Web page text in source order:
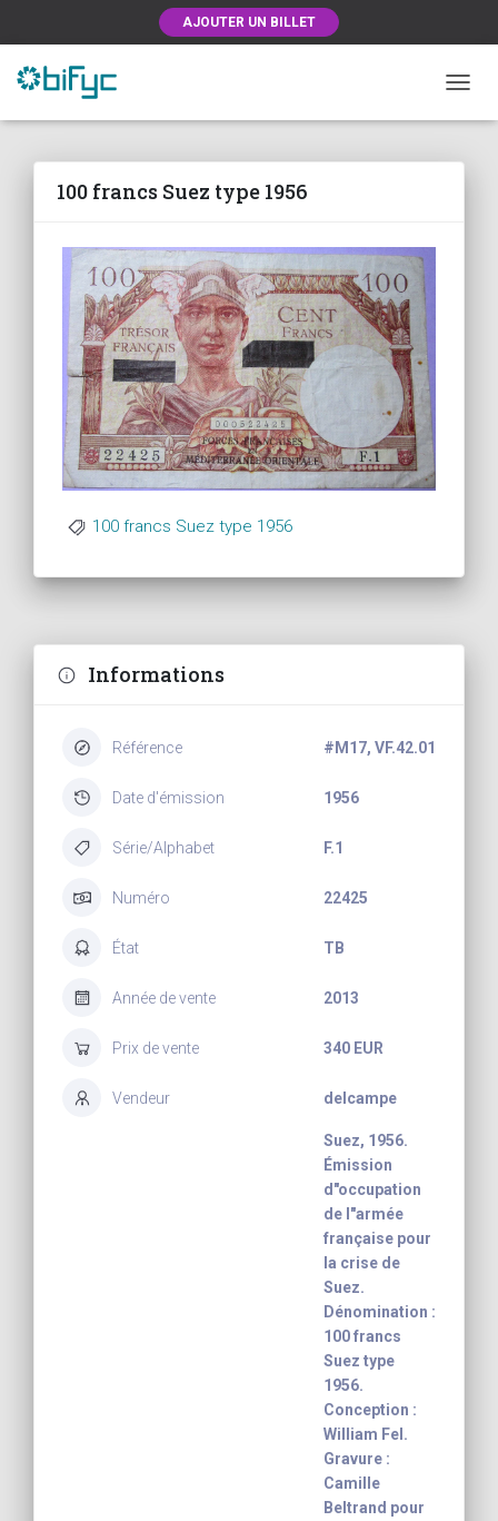
AJOUTER UN BILLET
100 francs Suez type 1956
100 francs Suez type 1956
Informations
Référence #M17, VF.42.01
Date d'émission 1956
Série/Alphabet F.1
Numéro 22425
État TB
Année de vente 2013
Prix de vente 340 EUR
Vendeur delcampe
Suez, 1956.
Émission
d"occupation
de l"armée
française pour
la crise de
Suez.
Dénomination :
100 francs
Suez type
1956.
Conception :
William Fel.
Gravure :
Camille
Beltrand pour